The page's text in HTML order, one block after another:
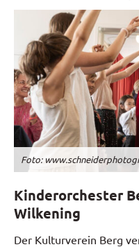
Foto:
Kinderorchester
Wilkening
Der Kulturverein Berg